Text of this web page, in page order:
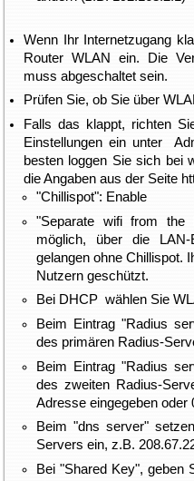
Wenn Ihr Internetzugang
Router WLAN ein. Die
muss abgeschaltet sein.
Prüfen Sie, ob Sie über
Falls das klappt, richten
Einstellungen ein unter
besten loggen Sie sich bei
die Angaben aus der Seite
"Chillispot": Enable
"Separate wifi from
möglich, über die
gelangen ohne Chillispot.
Nutzern geschützt.
Bei DHCP wählen Sie
Beim Eintrag "Radius
des primären Radius-
Beim Eintrag "Radius
des zweiten Radius-
Adresse eingegeben oder
Beim "dns server"
Servers ein, z.B.
Bei "Shared Key", geben